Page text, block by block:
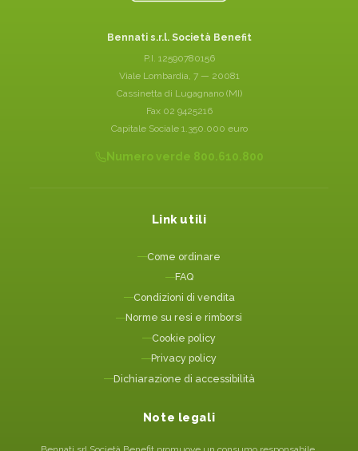
Bennati s.r.l. Società Benefit
P.I. 12590780156
Viale Lombardia, 7 — 20081
Cassinetta di Lugagnano (MI)
Fax 02 9425216
Capitale Sociale 1.350.000 euro
Numero verde 800.610.800
Link utili
Come ordinare
FAQ
Condizioni di vendita
Norme su resi e rimborsi
Cookie policy
Privacy policy
Dichiarazione di accessibilità
Note legali